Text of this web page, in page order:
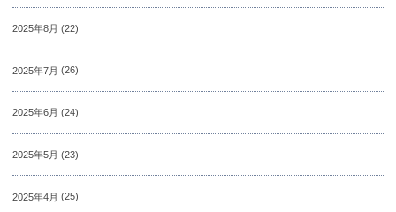
2025年8月 (22)
2025年7月 (26)
2025年6月 (24)
2025年5月 (23)
2025年4月 (25)